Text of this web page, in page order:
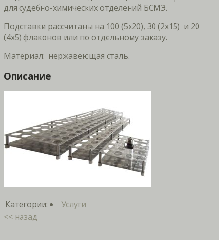
для судебно-химических отделений БСМЭ.
Подставки рассчитаны на 100 (5х20), 30 (2х15) и 20
(4х5) флаконов или по отдельному заказу.
Материал: нержавеющая сталь.
Описание
Категории:
Услуги
<< назад